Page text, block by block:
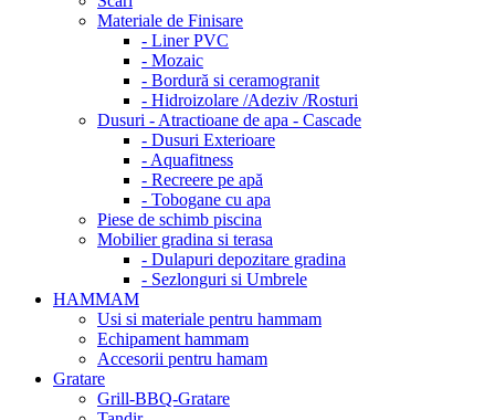
Materiale de Finisare
- Liner PVC
- Mozaic
- Bordură si ceramogranit
- Hidroizolare /Adeziv /Rosturi
Dusuri - Atractioane de apa - Cascade
- Dusuri Exterioare
- Aquafitness
- Recreere pe apă
- Tobogane cu apa
Piese de schimb piscina
Mobilier gradina si terasa
- Dulapuri depozitare gradina
- Sezlonguri si Umbrele
HAMMAM
Usi si materiale pentru hammam
Echipament hammam
Accesorii pentru hamam
Gratare
Grill-BBQ-Gratare